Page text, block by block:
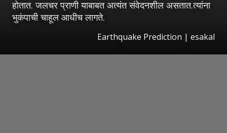
होतात. जलचर प्राणी याबाबत अत्यंत संवेदनशील असतात.त्यांना
भुकंपाची चाहूल आधीच लागते.
Earthquake Prediction | esakal